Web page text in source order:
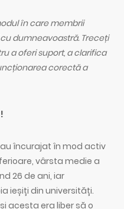
în care membrii
dumneavoastră. Treceți
a oferi suport, a clarifica
corectă a
au încurajat în mod activ
vârsta medie a
26 de ani, iar
ieșiți din universități.
acesta era liber să o